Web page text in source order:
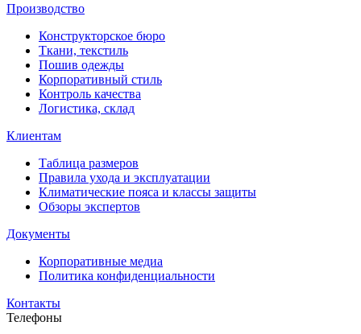
Производство
Конструкторское бюро
Ткани, текстиль
Пошив одежды
Корпоративный стиль
Контроль качества
Логистика, склад
Клиентам
Таблица размеров
Правила ухода и эксплуатации
Климатические пояса и классы защиты
Обзоры экспертов
Документы
Корпоративные медиа
Политика конфиденциальности
Контакты
Телефоны